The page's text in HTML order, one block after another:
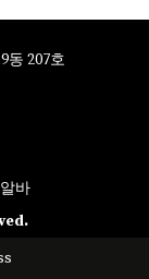
동 207호
바